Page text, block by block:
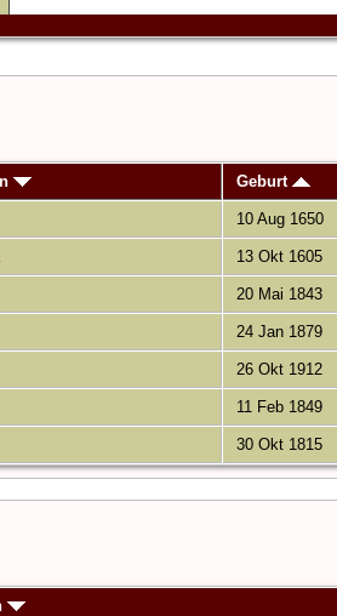
Geburt
10 Aug 1650
13 Okt 1605
20 Mai 1843
24 Jan 1879
26 Okt 1912
11 Feb 1849
30 Okt 1815